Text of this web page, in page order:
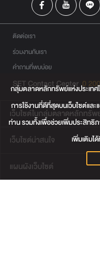
ติดต่อเรา
ร่วมงานกับเรา
คำถามที่พบบ่อย
SET Contact Center 0
เว็บไซต์ในกลุ่มตลาดหลักทรัพ
เว็บไซต์น่าสนใจ
แผนผังเว็บไซต์
กลุ่มตลาดหลักทรัพย์แห่งประเท
การใช้งานที่ดีที่สุดบนเว็บไซต์แ
ท่าน รวมทั้งเพื่อช่วยเพิ่มประสิทธิ
เพิ่มเติมไ